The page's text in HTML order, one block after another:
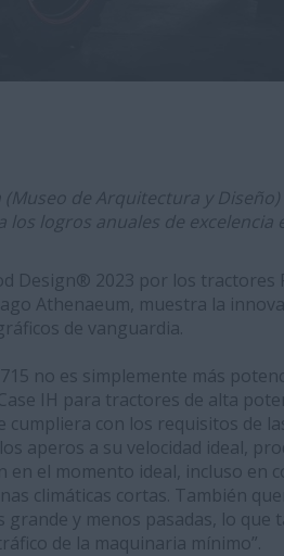
de Arquitectura y
logros anuales de excelencia
Design® 2023 por los tractores
Athenaeum, muestra la
de vanguardia.
no es simplemente más
IH para tractores de alta
con los requisitos de
aperos a su velocidad ideal,
en el momento ideal, incluso en
climáticas cortas. También
y menos pasadas, lo que
de la maquinaria mínimo”.